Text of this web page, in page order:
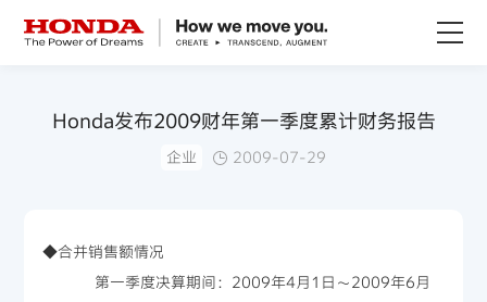
Honda发布2009财年第一季度累计财务报告
企业 2009-07-29
◆合并销售额情况
第一季度决算期间：2009年4月1日～2009年6月